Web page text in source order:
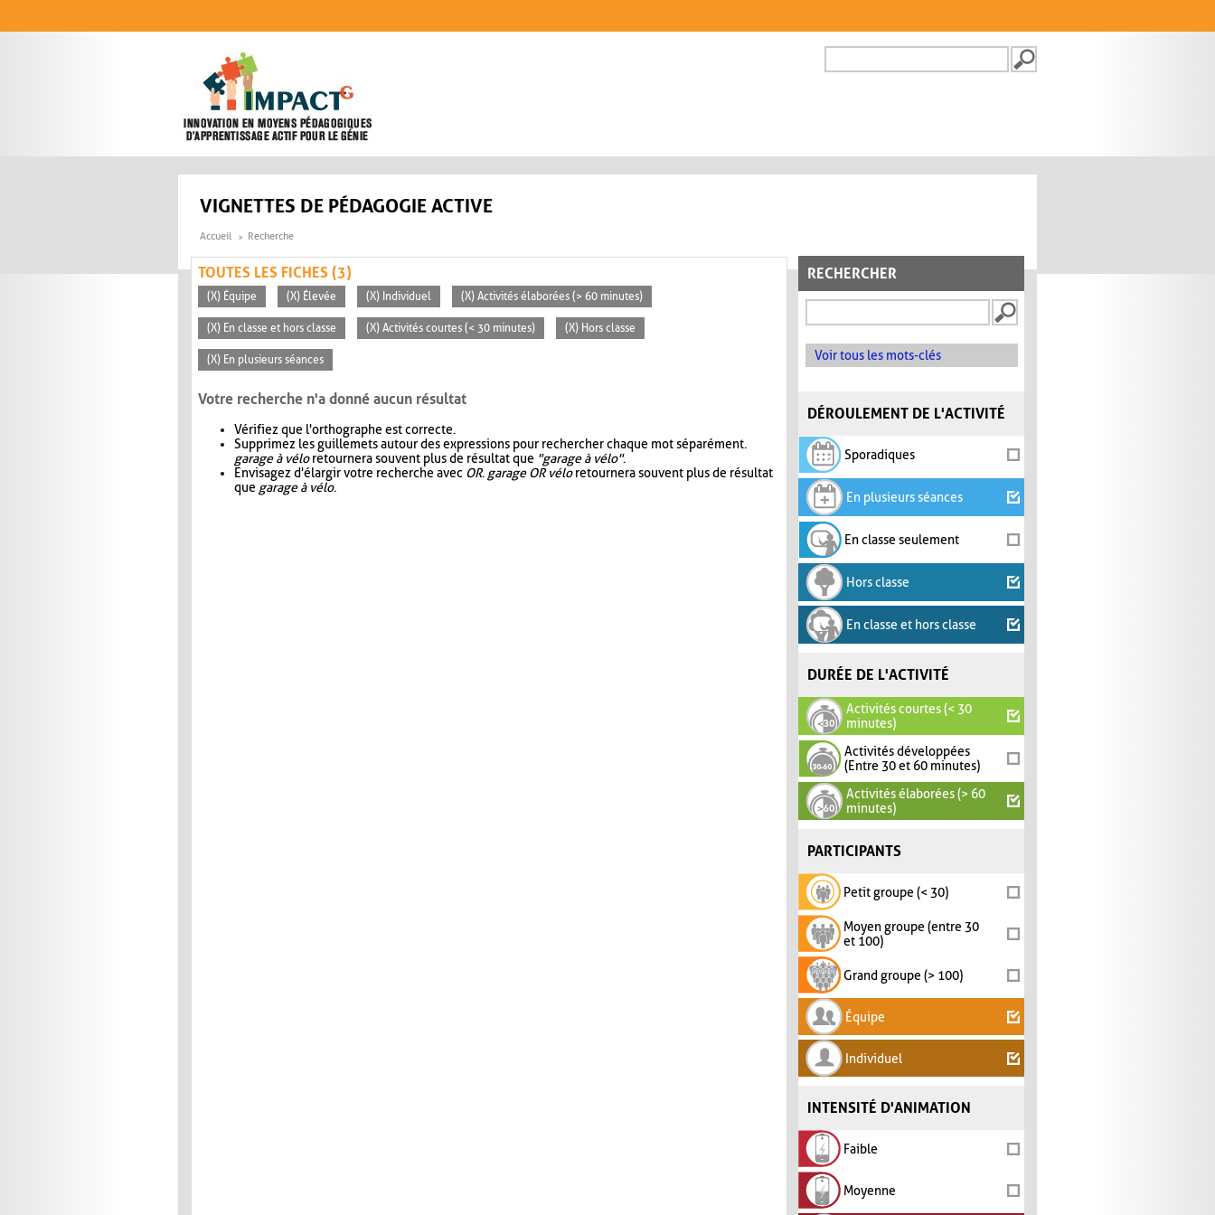
FORMULAIRE DE
VIGNETTES DE PÉDAGOGIE ACTIVE
Accueil Recherche
RECHERCHER
Voir tous les mots-clés
DÉROULEMENT DE L'ACTIVITÉ
Sporadiques
En plusieurs séances
En classe seulement
Hors classe
En classe et hors classe
DURÉE DE L'ACTIVITÉ
Activités courtes (< 30
minutes)
Activités développées
(Entre 30 et 60 minutes)
Activités élaborées (> 60
minutes)
PARTICIPANTS
Petit groupe (< 30)
Moyen groupe (entre 30
et 100)
Grand groupe (> 100)
Équipe
Individuel
INTENSITÉ D'ANIMATION
Faible
Moyenne
TOUTES LES FICHES (3)
(X) Équipe (X) Élevée (X) Individuel (X) Activités élaborées (> 60 minutes)
(X) En classe et hors classe (X) Activités courtes (< 30 minutes) (X) Hors classe
(X) En plusieurs séances
Votre recherche n'a donné aucun résultat
Vérifiez que l'orthographe est correcte.
Supprimez les guillemets autour des expressions pour rechercher chaque mot séparément.
garage à véloretournera souvent plus de résultat que "garage à vélo".
Envisagez d'élargir votre recherche avec OR. garage OR véloretournera souvent plus de résultat
que garage à vélo.